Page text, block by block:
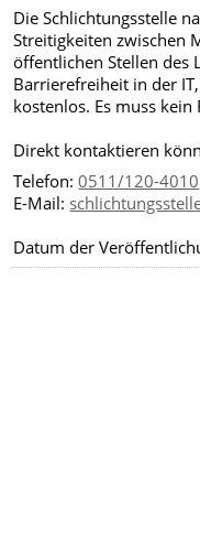
Die Schlichtungsstelle
Streitigkeiten zwischen
öffentlichen Stellen des
Barrierefreiheit in der
kostenlos. Es muss
Direkt kontaktieren
Telefon:0511/120-4010
E-Mail:
Datum der